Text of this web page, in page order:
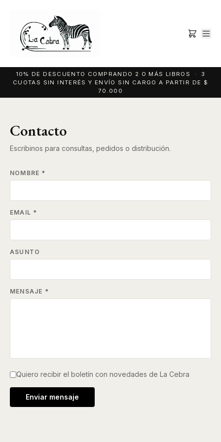
10% DE DESCUENTO COMPRANDO 2 O MÁS LIBROS · 3
CUOTAS SIN INTERÉS Y ENVÍO SIN CARGO A PARTIR DE $
70.000
Contacto
Escribinos para consultas, pedidos o distribución.
NOMBRE *
EMAIL *
ASUNTO
MENSAJE *
Quiero recibir el boletín con novedades de La Cebra
Enviar mensaje